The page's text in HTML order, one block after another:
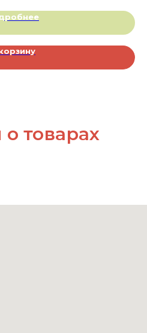
товарах